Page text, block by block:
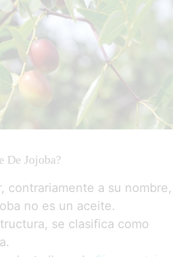
De Jojoba?
contrariamente a su nombre,
no es un aceite.
se clasifica como